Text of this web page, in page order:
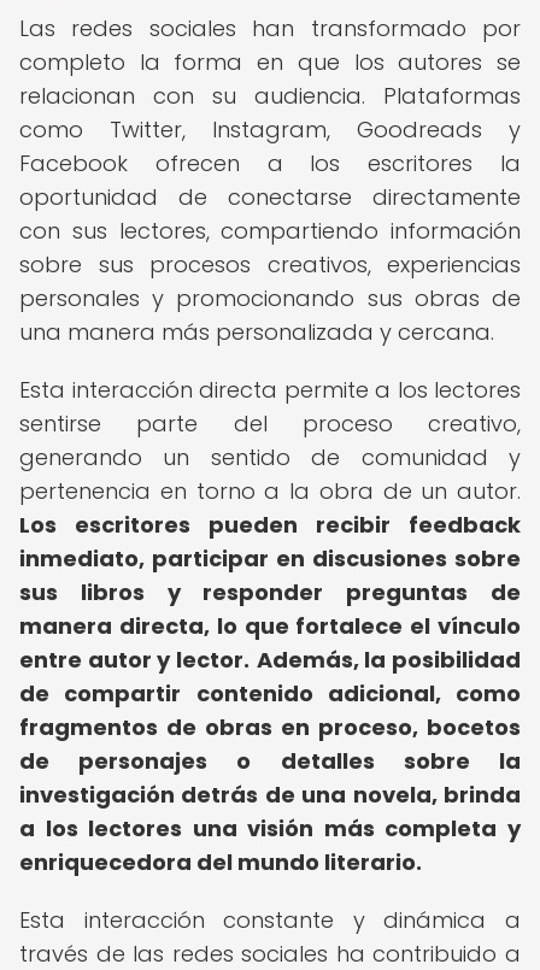
Las redes sociales han transformado por
completo la forma en que los autores se
relacionan con su audiencia. Plataformas
como Twitter, Instagram, Goodreads y
Facebook ofrecen a los escritores la
oportunidad de conectarse directamente
con sus lectores, compartiendo información
sobre sus procesos creativos, experiencias
personales y promocionando sus obras de
una manera más personalizada y cercana.
Esta interacción directa permite a los lectores
sentirse parte del proceso creativo,
generando un sentido de comunidad y
pertenencia en torno a la obra de un autor.
Los escritores pueden recibir feedback
inmediato, participar en discusiones sobre
sus libros y responder preguntas de
manera directa, lo que fortalece el vínculo
entre autor y lector. Además, la posibilidad
de compartir contenido adicional, como
fragmentos de obras en proceso, bocetos
de personajes o detalles sobre la
investigación detrás de una novela, brinda
a los lectores una visión más completa y
enriquecedora del mundo literario.
Esta interacción constante y dinámica a
través de las redes sociales ha contribuido a